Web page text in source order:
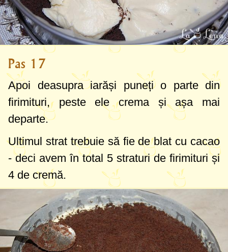
Pas 17
Apoi deasupra iarăși puneți o parte din
firimituri, peste ele crema și așa mai
departe.
Ultimul strat trebuie să fie de blat cu cacao
- deci avem în total 5 straturi de firimituri și
4 de cremă.